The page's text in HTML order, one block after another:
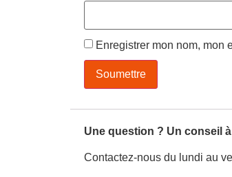
Enregistrer mon nom, mon
Une question ? Un conseil
Contactez-nous du lundi au